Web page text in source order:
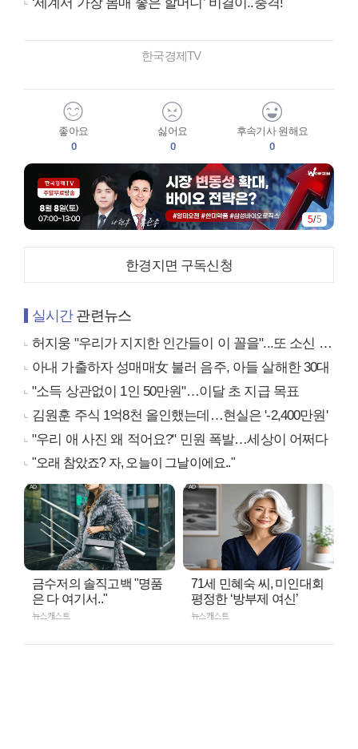
‘세계서 가장 몸매 좋은 할머니’ 비결이..충격!
한국경제TV
좋아요
0
싫어요
0
후속기사 원해요
0
5/5
한경지면 구독신청
실시간관련뉴스
허지웅 "우리가 지지한 인간들이 이 꼴을"...또 소신 발언
아내 가출하자 성매매女 불러 음주, 아들 살해한 30대
"소득 상관없이 1인 50만원"…이달 초 지급 목표
김원훈 주식 1억8천 올인했는데…현실은 '-2,400만원'
"우리 애 사진 왜 적어요?" 민원 폭발…세상이 어쩌다
"오래 참았죠? 자, 오늘이 그날이에요.."
금수저의 솔직고백 "명품
은 다 여기서.."
뉴스캐스트
71세 민혜숙 씨, 미인대회
평정한 ‘방부제 여신’
뉴스캐스트